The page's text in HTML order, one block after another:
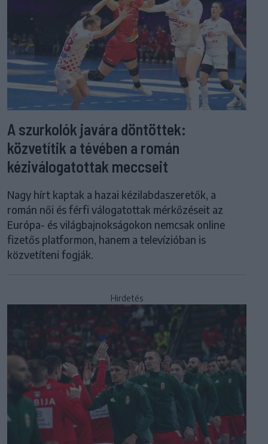
A szurkolók javára döntöttek:
közvetítik a tévében a román
kéziválogatottak meccseit
Nagy hírt kaptak a hazai kézilabdaszeretők, a
román női és férfi válogatottak mérkőzéseit az
Európa- és világbajnokságokon nemcsak online
fizetős platformon, hanem a televízióban is
közvetíteni fogják.
Hirdetés